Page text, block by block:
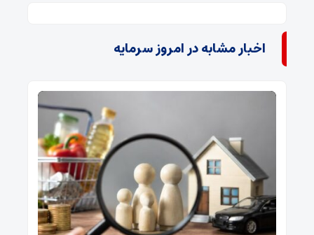
اخبار مشابه در امروز سرمایه